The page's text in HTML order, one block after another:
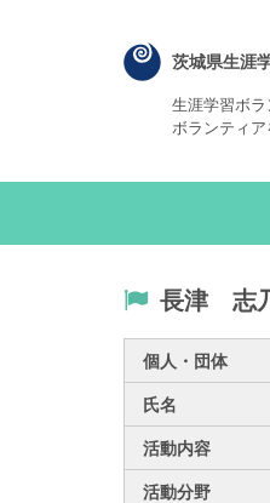
茨城県生涯
生涯学習ボラ
ボランティ
長津 志
個人・団体
氏名
活動内容
活動分野